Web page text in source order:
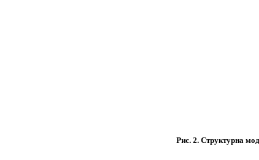
Рис. 2. Структурна